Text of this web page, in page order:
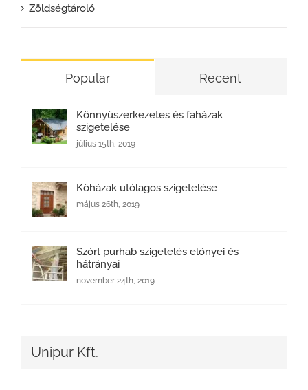
Zöldségtároló
Popular Recent
Könnyűszerkezetes és faházak
szigetelése
július 15th, 2019
Kőházak utólagos szigetelése
május 26th, 2019
Szórt purhab szigetelés előnyei és
hátrányai
november 24th, 2019
Unipur Kft.